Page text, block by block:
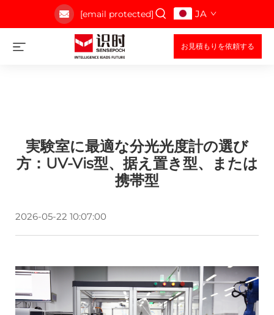
[email protected] JA
お見積もりを依頼する
実験室に最適な分光光度計の選び
方：UV-Vis型、据え置き型、または
携帯型
2026-05-22 10:07:00